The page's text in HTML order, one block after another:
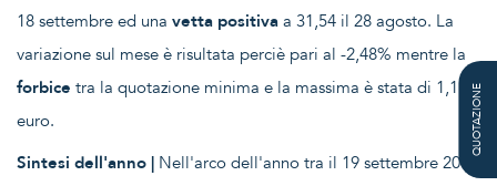
18 settembre ed una vetta positiva a 31,54 il 28 agosto. La
variazione sul mese è risultata perciè pari al -2,48% mentre la
forbice tra la quotazione minima e la massima è stata di 1,11
euro.
Sintesi dell'anno | Nell'arco dell'anno tra il 19 settembre 2013
QUOTAZIONE